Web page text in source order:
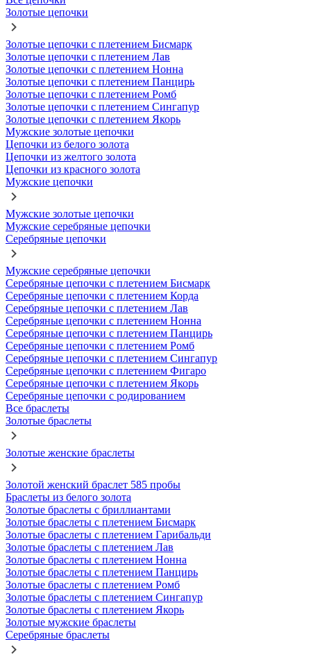
Золотые цепочки
Золотые цепочки с плетением Бисмарк
Золотые цепочки с плетением Лав
Золотые цепочки с плетением Нонна
Золотые цепочки с плетением Панцирь
Золотые цепочки с плетением Ромб
Золотые цепочки с плетением Сингапур
Золотые цепочки с плетением Якорь
Мужские золотые цепочки
Цепочки из белого золота
Цепочки из желтого золота
Цепочки из красного золота
Мужские цепочки
Мужские золотые цепочки
Мужские серебряные цепочки
Серебряные цепочки
Мужские серебряные цепочки
Серебряные цепочки с плетением Бисмарк
Серебряные цепочки с плетением Корда
Серебряные цепочки с плетением Лав
Серебряные цепочки с плетением Нонна
Серебряные цепочки с плетением Панцирь
Серебряные цепочки с плетением Ромб
Серебряные цепочки с плетением Сингапур
Серебряные цепочки с плетением Фигаро
Серебряные цепочки с плетением Якорь
Серебряные цепочки с родированием
Все браслеты
Золотые браслеты
Золотые женские браслеты
Золотой женский браслет 585 пробы
Браслеты из белого золота
Золотые браслеты с бриллиантами
Золотые браслеты с плетением Бисмарк
Золотые браслеты с плетением Гарибальди
Золотые браслеты с плетением Лав
Золотые браслеты с плетением Нонна
Золотые браслеты с плетением Панцирь
Золотые браслеты с плетением Ромб
Золотые браслеты с плетением Сингапур
Золотые браслеты с плетением Якорь
Золотые мужские браслеты
Серебряные браслеты